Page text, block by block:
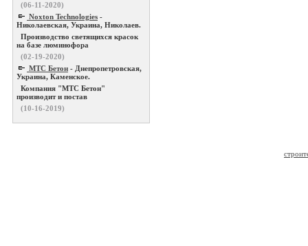
(06-11-2020)
Noxton Technologies -
Николаевская, Украина, Николаев.
Производство светящихся красок
на базе люминофора
(02-19-2020)
МТС Бетон - Днепропетровская,
Украина, Каменское.
Компания "МТС Бетон"
производит и постав
(10-16-2019)